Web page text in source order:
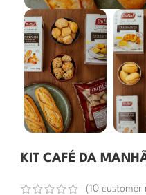
KIT CAFÉ DA
(10 customer